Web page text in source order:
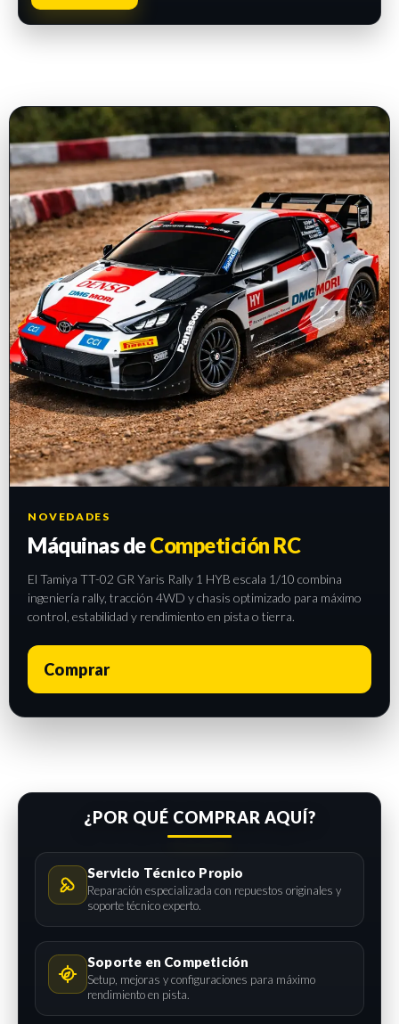
NOVEDADES
Máquinas deCompetición RC
El Tamiya TT-02 GR Yaris Rally 1 HYB escala 1/10 combina
ingeniería rally, tracción 4WD y chasis optimizado para máximo
control, estabilidad y rendimiento en pista o tierra.
Comprar
¿POR QUÉ COMPRAR AQUÍ?
Servicio Técnico Propio
Reparación especializada con repuestos originales y
soporte técnico experto.
Soporte en Competición
Setup, mejoras y configuraciones para máximo
rendimiento en pista.